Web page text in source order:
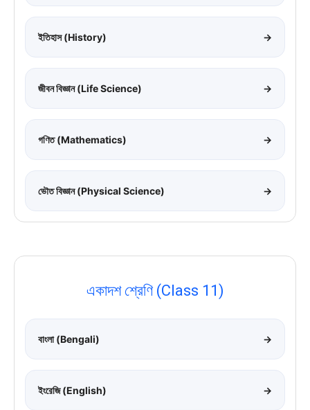
ইতিহাস (History) →
জীবন বিজ্ঞান (Life Science) →
গণিত (Mathematics) →
ভৌত বিজ্ঞান (Physical Science) →
একাদশ শ্রেণি (Class 11)
বাংলা (Bengali) →
ইংরেজি (English) →